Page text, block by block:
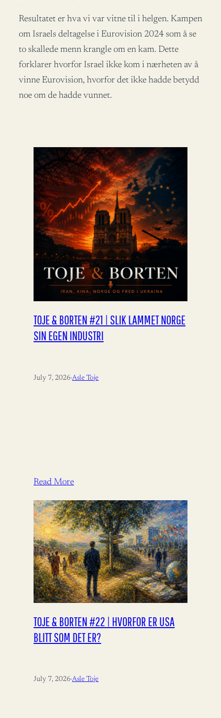
Resultatet er hva vi var vitne til i helgen. Kampen
om Israels deltagelse i Eurovision 2024 som å se
to skallede menn krangle om en kam. Dette
forklarer hvorfor Israel ikke kom i nærheten av å
vinne Eurovision, hvorfor det ikke hadde betydd
noe om de hadde vunnet.
TOJE & BORTEN #21 | SLIK LAMMET NORGE
SIN EGEN INDUSTRI
July 7, 2026·Asle Toje
Read More
TOJE & BORTEN #22 | HVORFOR ER USA
BLITT SOM DET ER?
July 7, 2026·Asle Toje